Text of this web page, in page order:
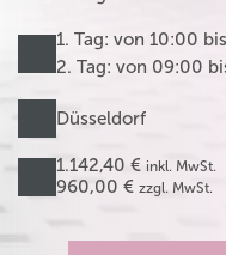
1. Tag: von 10:00
2. Tag: von 09:00
Düsseldorf
1.142,40 € inkl. MwSt.
960,00 € zzgl. MwSt.